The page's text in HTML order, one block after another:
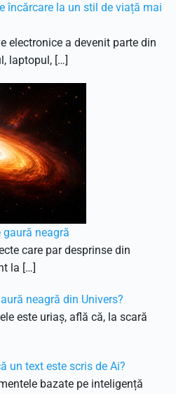
încărcare la un stil de viață mai
electronice a devenit parte din
laptopul, […]
neagră
care par desprinse din
la […]
neagră din Univers?
este uriaș, află că, la scară
un text este scris de Ai?
bazate pe inteligență